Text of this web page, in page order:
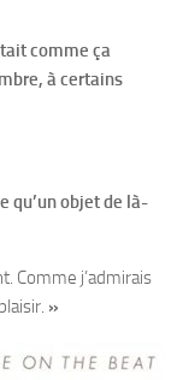
comme ça
à certains
qu’un objet de là-
Comme j’admirais
»